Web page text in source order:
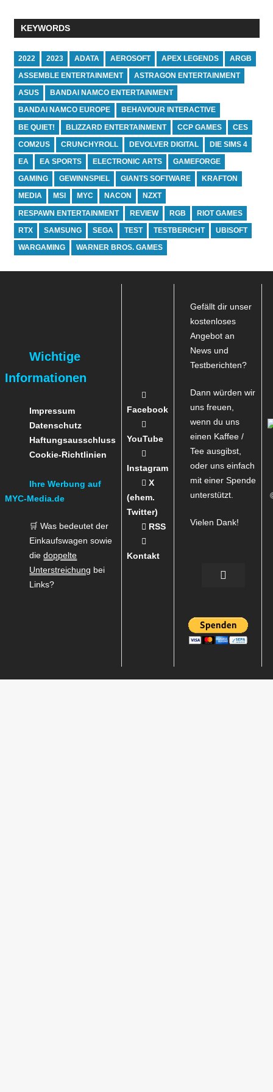
KEYWORDS
2022 2023 ADATA AEROSOFT APEX LEGENDS ARGB
ASSEMBLE ENTERTAINMENT ASTRAGON ENTERTAINMENT
ASUS BANDAI NAMCO ENTERTAINMENT
BANDAI NAMCO EUROPE BEHAVIOUR INTERACTIVE
BE QUIET! BLIZZARD ENTERTAINMENT CCP GAMES CES
COM2US CRUNCHYROLL DEVOLVER DIGITAL DIE SIMS 4
EA EA SPORTS ELECTRONIC ARTS GAMEFORGE
GAMING GEWINNSPIEL GIANTS SOFTWARE KRAFTON
MEDIA MSI MYC NACON NZXT
RESPAWN ENTERTAINMENT REVIEW RGB RIOT GAMES
RTX SAMSUNG SEGA TEST TESTBERICHT UBISOFT
WARGAMING WARNER BROS. GAMES
Wichtige
Informationen
Impressum
Datenschutz
Haftungsausschluss
Cookie-Richtlinien
Ihre Werbung auf
MYC-Media.de
🛒 Was bedeutet der
Einkaufswagen sowie
diedoppelte
Unterstreichung bei
Links?
Facebook
YouTube
Instagram
X
(ehem.
Twitter)
RSS
Kontakt
Gefällt dir unser
kostenloses
Angebot an
News und
Testberichten?
Dann würden wir
uns freuen,
wenn du uns
einen Kaffee /
Tee ausgibst,
oder uns einfach
mit einer Spende
unterstützt.
Vielen Dank!